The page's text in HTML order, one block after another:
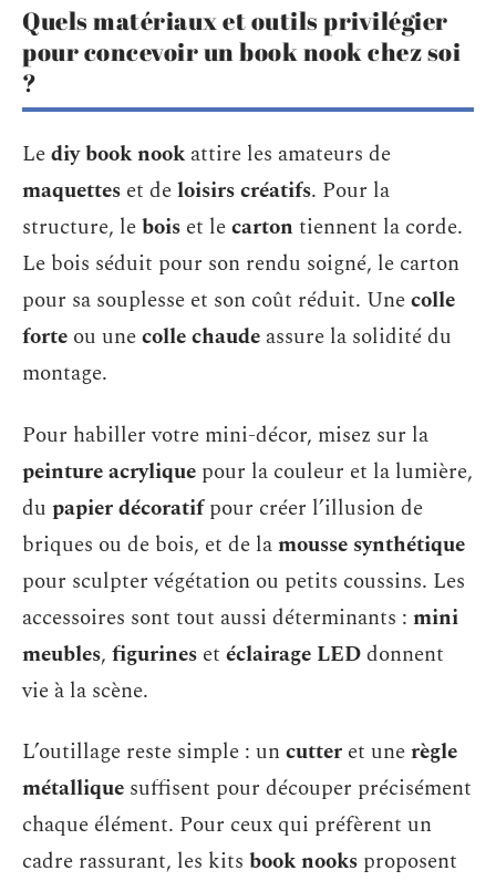
Quels matériaux et outils privilégier
pour concevoir un book nook chez soi
?
Lediy book nookattire les amateurs de
maquettes et deloisirs créatifs. Pour la
structure, lebois et lecartontiennent la corde.
Le bois séduit pour son rendu soigné, le carton
pour sa souplesse et son coût réduit. Unecolle
forte ou unecolle chaude assure la solidité du
montage.
Pour habiller votre mini-décor, misez sur la
peinture acrylique pour la couleur et la lumière,
du papier décoratifpour créer l’illusion de
briques ou de bois, et de lamousse synthétique
pour sculpter végétation ou petits coussins. Les
accessoires sont tout aussi déterminants : mini
meubles, figurines et éclairage LEDdonnent
vie à la scène.
L’outillage reste simple : uncutter et unerègle
métallique suffisent pour découper précisément
chaque élément. Pour ceux qui préfèrent un
cadre rassurant, les kits book nooks proposent